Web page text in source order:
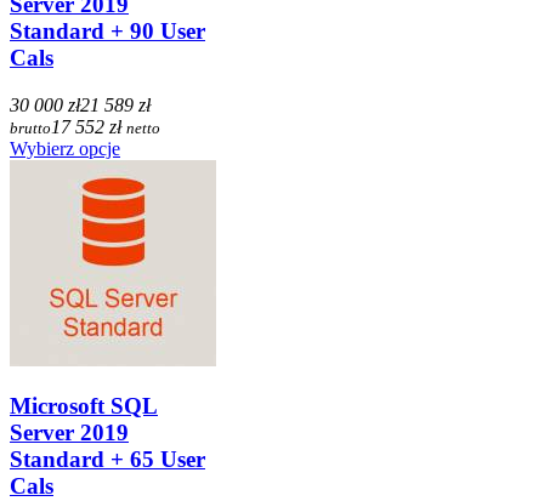
Standard + 90 User
Cals
30 000 zł21 589 zł
brutto 17 552 zł netto
Wybierz opcje
Microsoft SQL
Server 2019
Standard + 65 User
Cals